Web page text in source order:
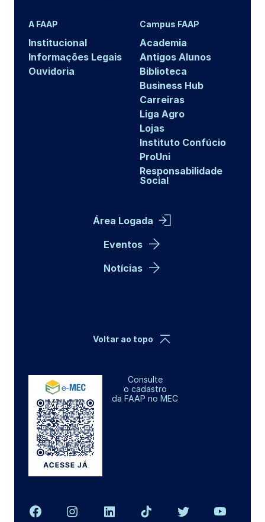
A FAAP
Institucional
Informações Legais
Ouvidoria
Campus FAAP
Academia
Antigos Alunos
Biblioteca
Business Hub
Carreiras
Liga Agro
Lojas
Instituto Confúcio
ProUni
Responsabilidade
Social
Área Logada
Eventos
Notícias
Consulte
o cadastro
da FAAP no MEC
Voltar ao topo